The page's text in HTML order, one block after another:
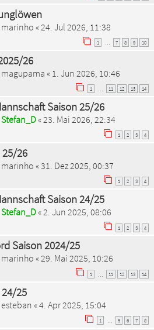
marinho « 24. Jul 2026, 11:38
1 7 8 9 10
26
magupama « 1. Jun 2026, 10:46
1 11 12 13 14
Saison 25/26
Stefan_D«23. Mai 2026, 22:34
1 2 3 4
25/26
marinho «31. Dez 2025, 00:37
1 2 3 4
Saison 24/25
Stefan_D«2. Jun 2025, 08:06
1 2 3 4
Saison 2024/25
marinho «29. Mai 2025, 10:26
1 11 12 13 14
24/25
esteban «4. Apr 2025, 15:04
1 5 6 7 8